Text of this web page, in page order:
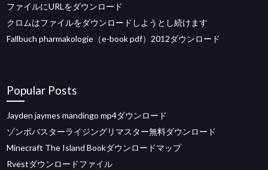
ファイルにURLをダウンロード
クロムはファイルをダウンロードしようとし続けます
Fallbuch pharmakologie（e-book pdf）2012ダウンロード
Popular Posts
Jayden jaymes mandingo mp4ダウンロード
ゾンボバスターライジングリマスター無料ダウンロード
Minecraft The Island Bookダウンロードマップ
Rvestダウンロードファイル